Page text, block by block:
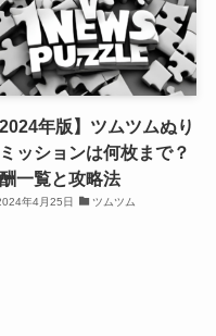
2024年版】ツムツムぬり
ッションは何枚まで？
一覧と攻略法
年4月25日 ツムツム